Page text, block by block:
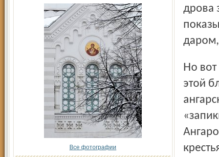
Все фотографии
дрова
Но вот ведь беда: невольные переселенцы почему-то
этой